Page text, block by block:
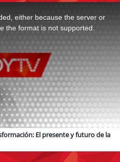
either because the server or
the format is not supported.
El presente y futuro de la